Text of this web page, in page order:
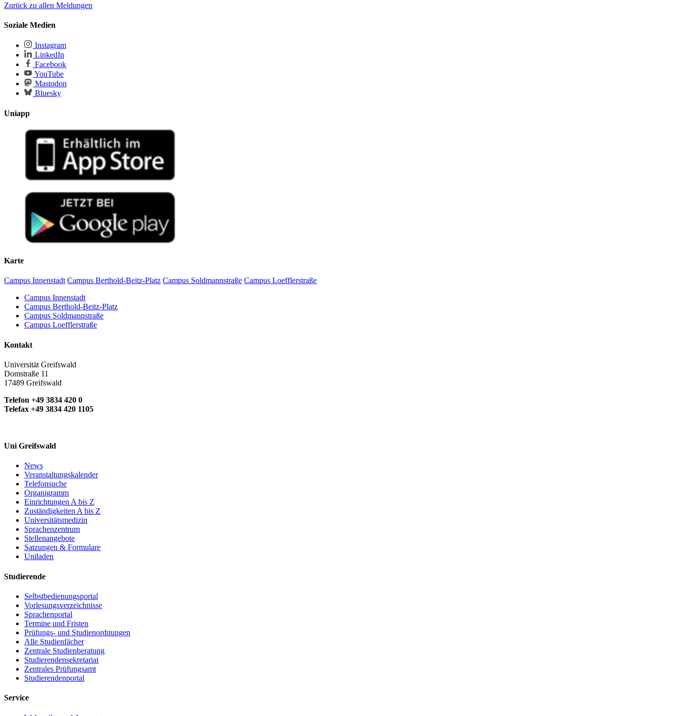
Zurück zu allen Meldungen
Soziale Medien
Instagram
LinkedIn
Facebook
YouTube
Mastodon
Bluesky
Uniapp
Karte
Campus Innenstadt Campus Berthold-Beitz-Platz Campus Soldmannstraße Campus Loefflerstraße
Campus Innenstadt
Campus Berthold-Beitz-Platz
Campus Soldmannstraße
Campus Loefflerstraße
Kontakt
Universität Greifswald
Domstraße 11
17489 Greifswald
Telefon +49 3834 420 0
Telefax +49 3834 420 1105
Uni Greifswald
News
Veranstaltungskalender
Telefonsuche
Organigramm
Einrichtungen A bis Z
Zuständigkeiten A bis Z
Universitätsmedizin
Sprachenzentrum
Stellenangebote
Satzungen & Formulare
Uniladen
Studierende
Selbstbedienungsportal
Vorlesungsverzeichnisse
Sprachenportal
Termine und Fristen
Prüfungs- und Studienordnungen
Alle Studienfächer
Zentrale Studienberatung
Studierendensekretariat
Zentrales Prüfungsamt
Studierendenportal
Service